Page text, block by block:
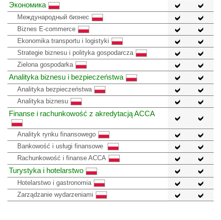
Экономика
Международный бизнес
Biznes E-commerce
Ekonomika transportu i logistyki
Strategie biznesu i polityka gospodarcza
Zielona gospodarka
Analityka biznesu i bezpieczeństwa
Analityka bezpieczeństwa
Analityka biznesu
Finanse i rachunkowość z akredytacją ACCA
Analityk rynku finansowego
Bankowość i usługi finansowe
Rachunkowość i finanse ACCA
Turystyka i hotelarstwo
Hotelarstwo i gastronomia
Zarządzanie wydarzeniami